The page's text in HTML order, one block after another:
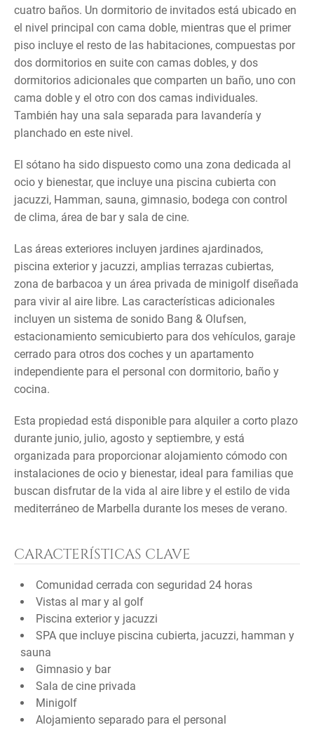
cuatro baños. Un dormitorio de invitados está ubicado en
el nivel principal con cama doble, mientras que el primer
piso incluye el resto de las habitaciones, compuestas por
dos dormitorios en suite con camas dobles, y dos
dormitorios adicionales que comparten un baño, uno con
cama doble y el otro con dos camas individuales.
También hay una sala separada para lavandería y
planchado en este nivel.
El sótano ha sido dispuesto como una zona dedicada al
ocio y bienestar, que incluye una piscina cubierta con
jacuzzi, Hamman, sauna, gimnasio, bodega con control
de clima, área de bar y sala de cine.
Las áreas exteriores incluyen jardines ajardinados,
piscina exterior y jacuzzi, amplias terrazas cubiertas,
zona de barbacoa y un área privada de minigolf diseñada
para vivir al aire libre. Las características adicionales
incluyen un sistema de sonido Bang & Olufsen,
estacionamiento semicubierto para dos vehículos, garaje
cerrado para otros dos coches y un apartamento
independiente para el personal con dormitorio, baño y
cocina.
Esta propiedad está disponible para alquiler a corto plazo
durante junio, julio, agosto y septiembre, y está
organizada para proporcionar alojamiento cómodo con
instalaciones de ocio y bienestar, ideal para familias que
buscan disfrutar de la vida al aire libre y el estilo de vida
mediterráneo de Marbella durante los meses de verano.
CARACTERÍSTICAS CLAVE
Comunidad cerrada con seguridad 24 horas
Vistas al mar y al golf
Piscina exterior y jacuzzi
SPA que incluye piscina cubierta, jacuzzi, hamman y
sauna
Gimnasio y bar
Sala de cine privada
Minigolf
Alojamiento separado para el personal